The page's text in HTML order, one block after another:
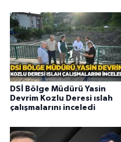
DSİ Bölge Müdürü Yasin
Devrim Kozlu Deresi ıslah
çalışmalarını inceledi